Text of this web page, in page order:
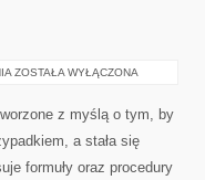
GADŻETY
ZOSTAŁA WYŁĄCZONA
z myślą o tym, by
a stała się
formuły oraz procedury